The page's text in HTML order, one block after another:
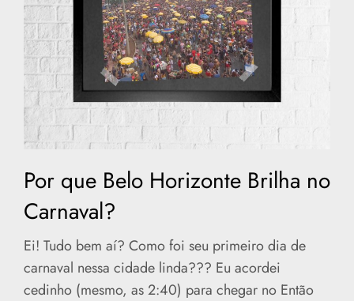
Por que Belo Horizonte Brilha no
Carnaval?
Ei! Tudo bem aí? Como foi seu primeiro dia de
carnaval nessa cidade linda??? Eu acordei
cedinho (mesmo, as 2:40) para chegar no Então